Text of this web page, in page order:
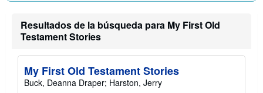
Resultados de la búsqueda para My First Old
Testament Stories
My First Old Testament Stories
Buck, Deanna Draper; Harston, Jerry